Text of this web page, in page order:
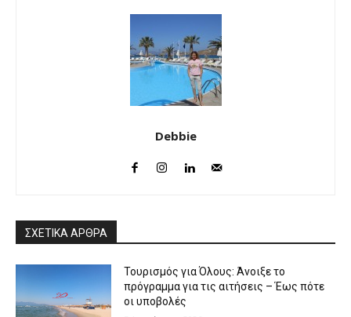
Debbie
ΣΧΕΤΙΚΑ ΑΡΘΡΑ
Τουρισμός για Όλους: Άνοιξε το
πρόγραμμα για τις αιτήσεις – Έως πότε
οι υποβολές